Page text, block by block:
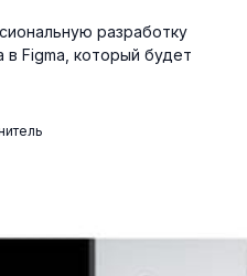
разработку
в Figma, который будет